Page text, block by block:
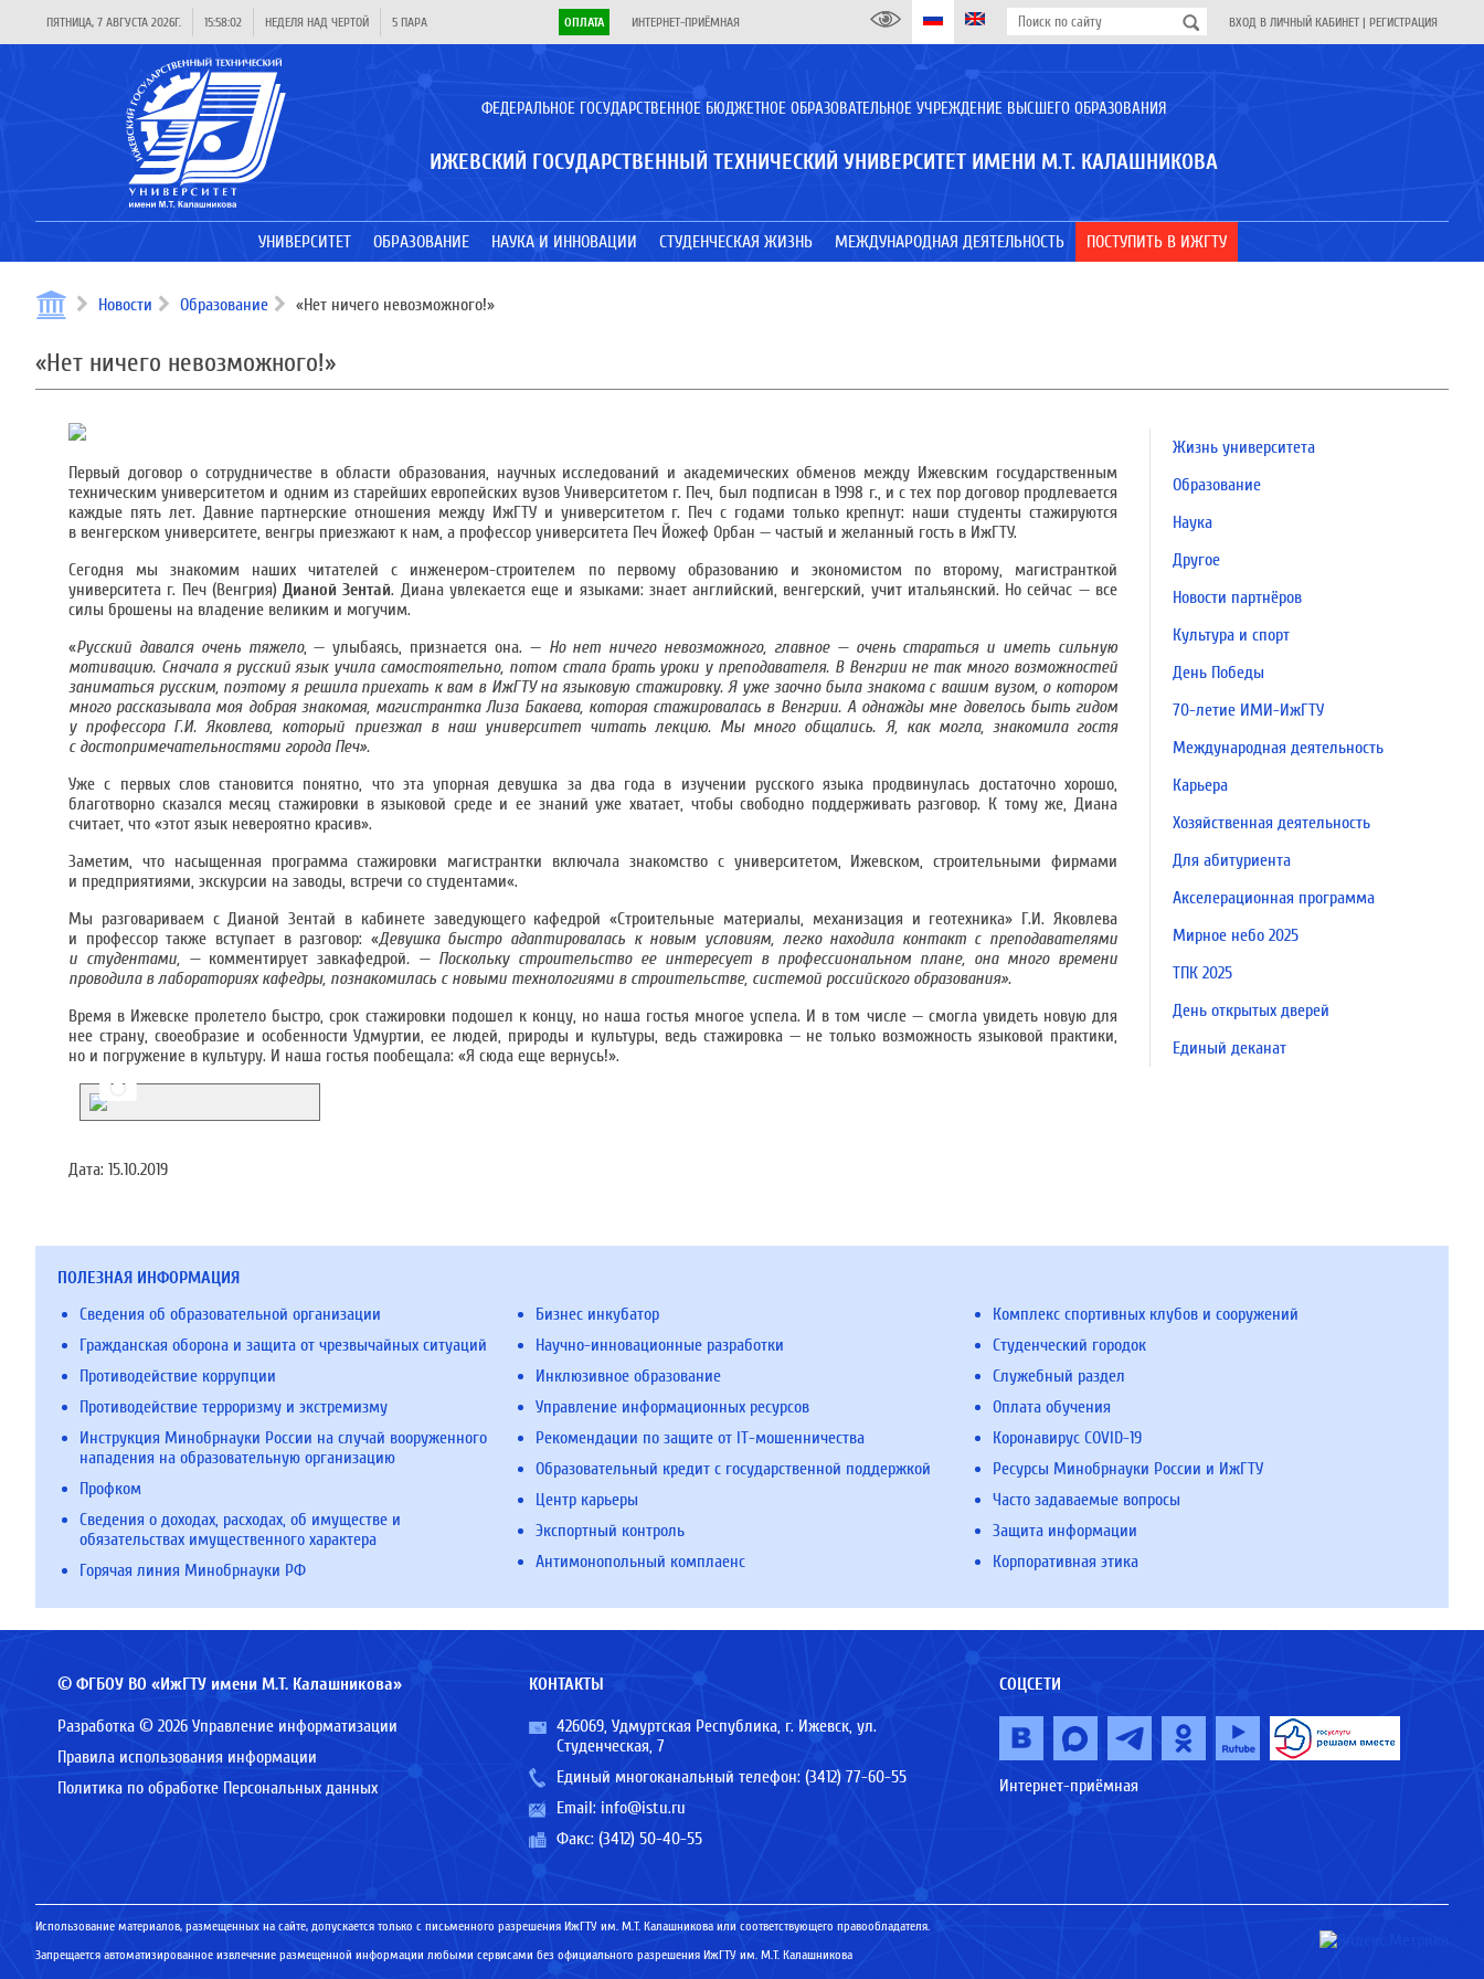
ПЯТНИЦА, 7 АВГУСТА 2026Г. 15:58:03 НЕДЕЛЯ НАД ЧЕРТОЙ 5 ПАРА ОПЛАТА ИНТЕРНЕТ-ПРИЁМНАЯ ВХОД В ЛИЧНЫЙ КАБИНЕТ | РЕГИСТРАЦИЯ
ФЕДЕРАЛЬНОЕ ГОСУДАРСТВЕННОЕ БЮДЖЕТНОЕ ОБРАЗОВАТЕЛЬНОЕ УЧРЕЖДЕНИЕ ВЫСШЕГО ОБРАЗОВАНИЯ
ИЖЕВСКИЙ ГОСУДАРСТВЕННЫЙ ТЕХНИЧЕСКИЙ УНИВЕРСИТЕТ ИМЕНИ М.Т. КАЛАШНИКОВА
УНИВЕРСИТЕТ ОБРАЗОВАНИЕ НАУКА И ИННОВАЦИИ СТУДЕНЧЕСКАЯ ЖИЗНЬ МЕЖДУНАРОДНАЯ ДЕЯТЕЛЬНОСТЬ ПОСТУПИТЬ В ИЖГТУ
Новости Образование «Нет ничего невозможного!»
«Нет ничего невозможного!»
Первый договор о сотрудничестве в области образования, научных исследований и академических обменов между Ижевским государственным
техническим университетом и одним из старейших европейских вузов Университетом г. Печ, был подписан в 1998 г., и с тех пор договор продлевается
каждые пять лет. Давние партнерские отношения между ИжГТУ и университетом г. Печ с годами только крепнут: наши студенты стажируются
в венгерском университете, венгры приезжают к нам, а профессор университета Печ Йожеф Орбан — частый и желанный гость в ИжГТУ.
Сегодня мы знакомим наших читателей с инженером-строителем по первому образованию и экономистом по второму, магистранткой
университета г. Печ (Венгрия)Дианой Зентай. Диана увлекается еще и языками: знает английский, венгерский, учит итальянский. Но сейчас — все
силы брошены на владение великим и могучим.
«Русский давался очень тяжело, — улыбаясь, признается она. — Но нет ничего невозможного, главное — очень стараться и иметь сильную
мотивацию. Сначала я русский язык учила самостоятельно, потом стала брать уроки у преподавателя. В Венгрии не так много возможностей
заниматься русским, поэтому я решила приехать к вам в ИжГТУ на языковую стажировку. Я уже заочно была знакома с вашим вузом, о котором
много рассказывала моя добрая знакомая, магистрантка Лиза Бакаева, которая стажировалась в Венгрии. А однажды мне довелось быть гидом
у профессора Г.И. Яковлева, который приезжал в наш университет читать лекцию. Мы много общались. Я, как могла, знакомила гостя
с достопримечательностями города Печ».
Уже с первых слов становится понятно, что эта упорная девушка за два года в изучении русского языка продвинулась достаточно хорошо,
благотворно сказался месяц стажировки в языковой среде и ее знаний уже хватает, чтобы свободно поддерживать разговор. К тому же, Диана
считает, что «этот язык невероятно красив».
Заметим, что насыщенная программа стажировки магистрантки включала знакомство с университетом, Ижевском, строительными фирмами
и предприятиями, экскурсии на заводы, встречи со студентами«.
Мы разговариваем с Дианой Зентай в кабинете заведующего кафедрой «Строительные материалы, механизация и геотехника» Г.И. Яковлева
и профессор также вступает в разговор: «Девушка быстро адаптировалась к новым условиям, легко находила контакт с преподавателями
и студентами, — комментирует завкафедрой. — Поскольку строительство ее интересует в профессиональном плане, она много времени
проводила в лабораториях кафедры, познакомилась с новыми технологиями в строительстве, системой российского образования».
Время в Ижевске пролетело быстро, срок стажировки подошел к концу, но наша гостья многое успела. И в том числе — смогла увидеть новую для
нее страну, своеобразие и особенности Удмуртии, ее людей, природы и культуры, ведь стажировка — не только возможность языковой практики,
но и погружение в культуру. И наша гостья пообещала: «Я сюда еще вернусь!».
Дата: 15.10.2019
Жизнь университета
Образование
Наука
Другое
Новости партнёров
Культура и спорт
День Победы
70-летие ИМИ-ИжГТУ
Международная деятельность
Карьера
Хозяйственная деятельность
Для абитуриента
Акселерационная программа
Мирное небо 2025
ТПК 2025
День открытых дверей
Единый деканат
ПОЛЕЗНАЯ ИНФОРМАЦИЯ
Сведения об образовательной организации
Гражданская оборона и защита от чрезвычайных ситуаций
Противодействие коррупции
Противодействие терроризму и экстремизму
Инструкция Минобрнауки России на случай вооруженного
нападения на образовательную организацию
Профком
Сведения о доходах, расходах, об имуществе и
обязательствах имущественного характера
Горячая линия Минобрнауки РФ
Бизнес инкубатор
Научно-инновационные разработки
Инклюзивное образование
Управление информационных ресурсов
Рекомендации по защите от IT-мошенничества
Образовательный кредит с государственной поддержкой
Центр карьеры
Экспортный контроль
Антимонопольный комплаенс
Комплекс спортивных клубов и сооружений
Студенческий городок
Служебный раздел
Оплата обучения
Коронавирус COVID-19
Ресурсы Минобрнауки России и ИжГТУ
Часто задаваемые вопросы
Защита информации
Корпоративная этика
© ФГБОУ ВО «ИжГТУ имени М.Т. Калашникова»
Разработка © 2026 Управление информатизации
Правила использования информации
Политика по обработке Персональных данных
КОНТАКТЫ
426069, Удмуртская Республика, г. Ижевск, ул.
Студенческая, 7
Единый многоканальный телефон: (3412) 77-60-55
Email: info@istu.ru
Факс: (3412) 50-40-55
СОЦСЕТИ
Интернет-приёмная
Использование материалов, размещенных на сайте, допускается только с письменного разрешения ИжГТУ им. М.Т. Калашникова или соответствующего правообладателя.
Запрещается автоматизированное извлечение размещенной информации любыми сервисами без официального разрешения ИжГТУ им. М.Т. Калашникова